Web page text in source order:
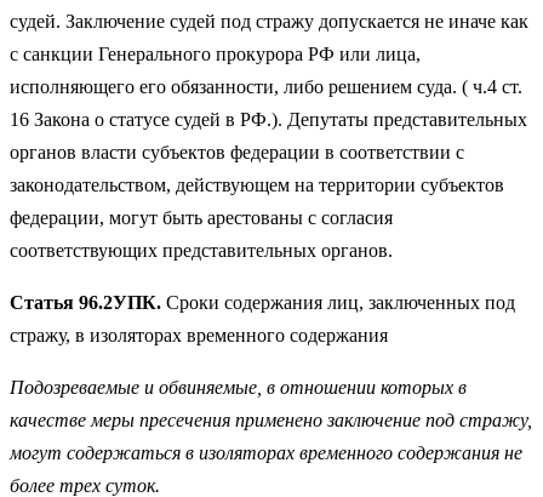
судей. Заключение судей под стражу допускается не иначе как
с санкции Генерального прокурора РФ или лица,
исполняющего его обязанности, либо решением суда. ( ч.4 ст.
16 Закона о статусе судей в РФ.). Депутаты представительных
органов власти субъектов федерации в соответствии с
законодательством, действующем на территории субъектов
федерации, могут быть арестованы с согласия
соответствующих представительных органов.
Статья 96.2УПК. Сроки содержания лиц, заключенных под
стражу, в изоляторах временного содержания
Подозреваемые и обвиняемые, в отношении которых в
качестве меры пресечения применено заключение под стражу,
могут содержаться в изоляторах временного содержания не
более трех суток.